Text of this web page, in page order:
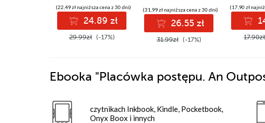
(22,49 zł najniższa cena z 30 dni)
24.89 zł
29.99zł (-17%)
(31,99 zł najniższa cena z 30 dni)
26.55 zł
31.99zł (-17%)
(17,90 zł
17.90zł
Ebooka "Placówka postępu. An
czytnikach Inkbook, Kindle, Pocketbook,
Onyx Boox i innych